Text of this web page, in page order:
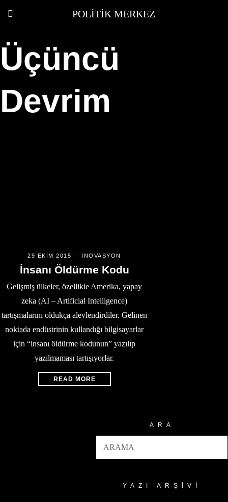
POLITIK MERKEZ
Üçüncü
Devrim
29 EKIM 2015 İNOVASYON
İnsanı Öldürme Kodu
Gelişmiş ülkeler, özellikle Amerika, yapay
zeka (AI – Artificial Intelligence)
tartışmalarını oldukça alevlendirdiler. Gelinen
noktada endüstrinin kullandığı bilgisayarlar
için “insanı öldürme kodunun” yazılıp
yazılmaması tartışıyorlar.
READ MORE
ARA
YAZI ARŞIVI